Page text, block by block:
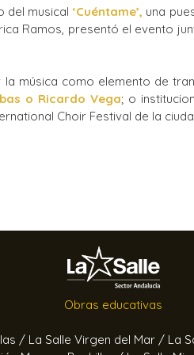
Formativos
del musical ‘Cuéntame’, una
Ramos, presentó el evento
la música como elemento de
o Ricardo Vega; o
Choir Festival de la
Obras educativas
/ La Salle Virgen del Mar / La